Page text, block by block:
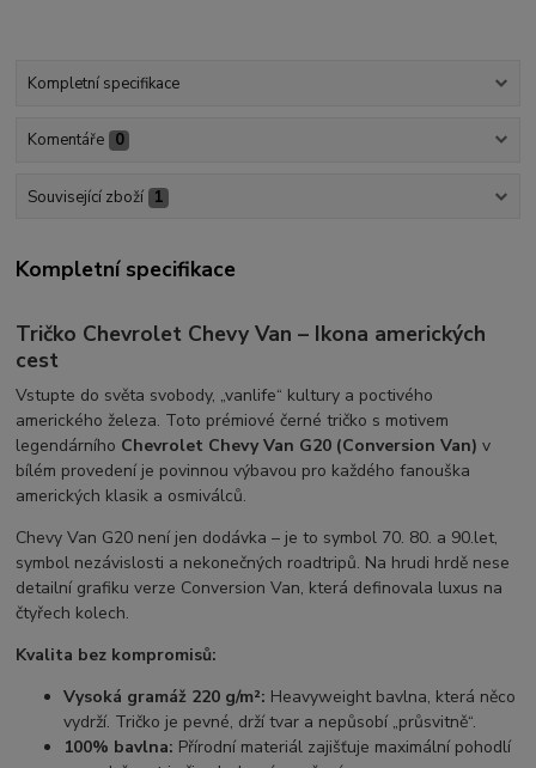
Kompletní specifikace
Komentáře 0
Související zboží 1
Kompletní specifikace
Tričko Chevrolet Chevy Van – Ikona amerických
cest
Vstupte do světa svobody, „vanlife“ kultury a poctivého
amerického železa. Toto prémiové černé tričko s motivem
legendárního Chevrolet Chevy Van G20 (Conversion Van) v
bílém provedení je povinnou výbavou pro každého fanouška
amerických klasik a osmiválců.
Chevy Van G20 není jen dodávka – je to symbol 70. 80. a 90.let,
symbol nezávislosti a nekonečných roadtripů. Na hrudi hrdě nese
detailní grafiku verze Conversion Van, která definovala luxus na
čtyřech kolech.
Kvalita bez kompromisů:
Vysoká gramáž 220 g/m²: Heavyweight bavlna, která něco
vydrží. Tričko je pevné, drží tvar a nepůsobí „průsvitně“.
100% bavlna: Přírodní materiál zajišťuje maximální pohodlí